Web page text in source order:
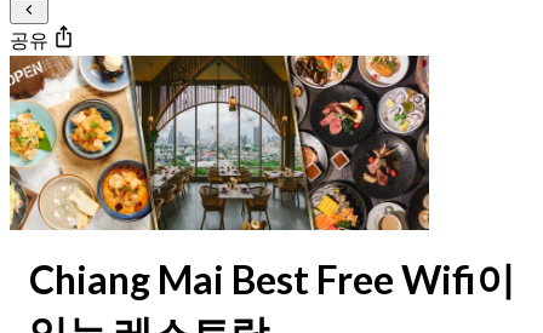
공유
Chiang Mai Best Free Wifi이